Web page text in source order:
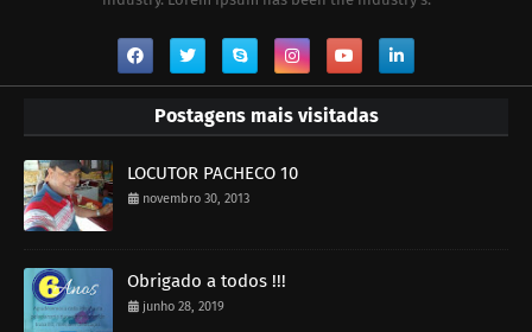
Postagens mais visitadas
LOCUTOR PACHECO 10
novembro 30, 2013
Obrigado a todos !!!
junho 28, 2019